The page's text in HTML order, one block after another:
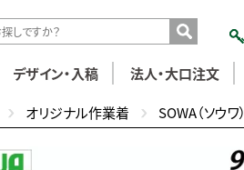
デザイン・入稿 法人・大口注文
オリジナル作業着 SOWA（ソウワ）